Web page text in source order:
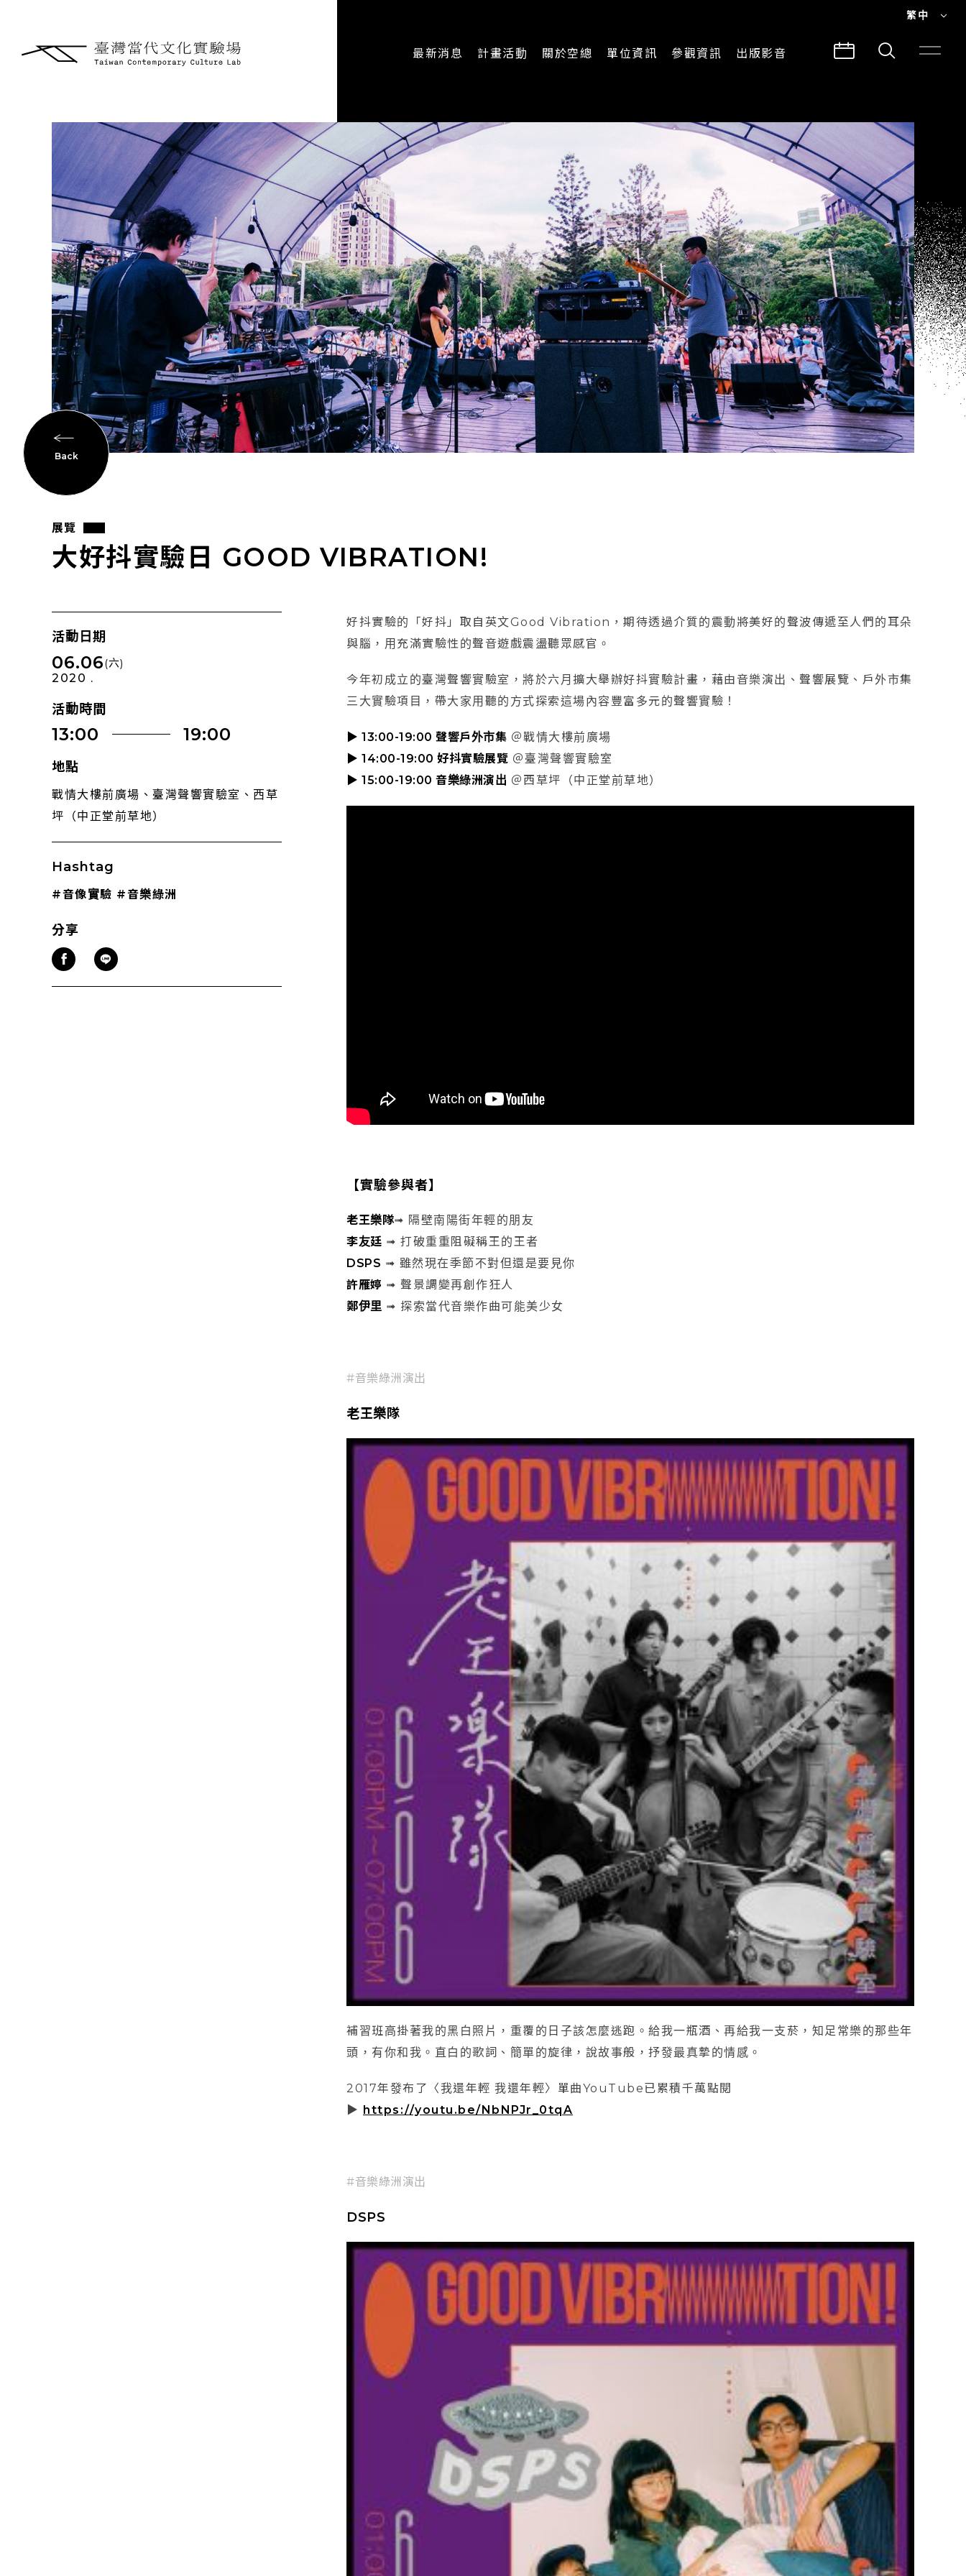
繁中
最新消息
即時新聞
計畫活動
主題計畫
關於空總
組織架構
認識執行長
場地申請
加入我們
單位資訊 參觀資訊
交通與地圖
出版影音
所有影音
出版品
Back
展覽
大好抖實驗日 GOOD VIBRATION!
活動日期
06.06(六)
2020 .
活動時間
13:00 19:00
地點
戰情大樓前廣場、臺灣聲響實驗室、西草
坪（中正堂前草地）
Hashtag
#音像實驗 #音樂綠洲
分享
好抖實驗的「好抖」取自英文Good Vibration，期待透過介質的震動將美好的聲波傳遞至人們的耳朵
與腦，用充滿實驗性的聲音遊戲震盪聽眾感官。
今年初成立的臺灣聲響實驗室，將於六月擴大舉辦好抖實驗計畫，藉由音樂演出、聲響展覽、戶外市集
三大實驗項目，帶大家用聽的方式探索這場內容豐富多元的聲響實驗！
▶ 13:00-19:00 聲響戶外市集 ＠戰情大樓前廣場
▶ 14:00-19:00 好抖實驗展覽 ＠臺灣聲響實驗室
▶ 15:00-19:00 音樂綠洲演出 ＠西草坪（中正堂前草地）
【實驗參與者】
老王樂隊➟ 隔壁南陽街年輕的朋友
李友廷 ➟ 打破重重阻礙稱王的王者
DSPS ➟ 雖然現在季節不對但還是要見你
許雁婷 ➟ 聲景調變再創作狂人
鄭伊里 ➟ 探索當代音樂作曲可能美少女
#音樂綠洲演出
老王樂隊
補習班高掛著我的黑白照片，重覆的日子該怎麼逃跑。給我一瓶酒、再給我一支菸，知足常樂的那些年
頭，有你和我。直白的歌詞、簡單的旋律，說故事般，抒發最真摯的情感。
2017年發布了〈我還年輕 我還年輕〉單曲YouTube已累積千萬點閱
▶︎ https://youtu.be/NbNPJr_0tqA
#音樂綠洲演出
DSPS